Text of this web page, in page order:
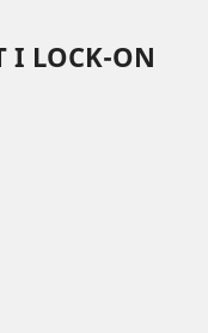
I LOCK-ON